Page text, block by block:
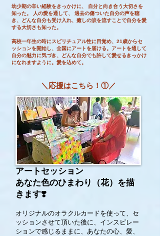
幼少期の辛い経験をきっかけに、 自分と向き合う大切さを
知った。 人の愛を通して、 過去の傷ついた自分の声を聴
き、どんな自分も受け入れ、癒しの涙を流すことで自分を愛
する大切さも知った。
高校一年生の時にスピリチュアル性に目覚め、21歳からセ
ッションを開始し、全国にアートを届ける。アートを通して
自分の魅力に気づき、どんな自分でも許して愛せるきっかけ
になれますように。愛を込めて。
＼応援はこちら！①／
アートセッション
あなた色のひまわり（花）を描
きます❣️
オリジナルのオラクルカードを使って、セ
ッションさせて頂いた後に、インスピレー
ションで感じるままに、あなたの心、愛、